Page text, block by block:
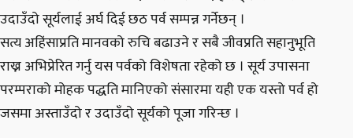
उदाउँदो सूर्यलाई अर्घ दिई छठ पर्व सम्पन्न गर्नेछन् ।
सत्य अहिंसाप्रति मानवको रुचि बढाउने र सबै जीवप्रति सहानुभूति
राख्न अभिप्रेरित गर्नु यस पर्वको विशेषता रहेको छ । सूर्य उपासना
परम्पराको मोहक पद्धति मानिएको संसारमा यही एक यस्तो पर्व हो
जसमा अस्ताउँदो र उदाउँदो सूर्यको पूजा गरिन्छ ।